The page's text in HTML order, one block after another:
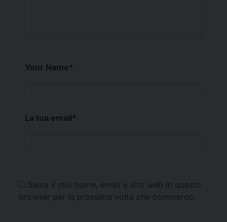
Your Name*
La tua email*
Salva il mio nome, email e sito web in questo
browser per la prossima volta che commento.